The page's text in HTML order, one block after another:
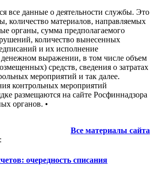
все данные о деятельности службы. Это
количество материалов, направляемых
органы, сумма предполагаемого
количество вынесенных
и их исполнение
выражении, в том числе объем
средств, сведения о затратах
мероприятий и так далее.
контрольных мероприятий
размещаются на сайте Росфиннадзора
органов. •
Все материалы сайта
очередность списания